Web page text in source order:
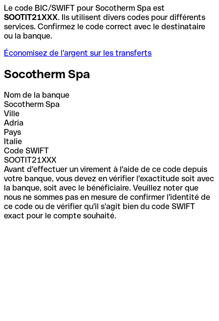
Le code BIC/SWIFT pour Socotherm Spa est
SOOTIT21XXX. Ils utilisent divers codes pour différents
services. Confirmez le code correct avec le destinataire
ou la banque.
Économisez de l'argent sur les transferts
Socotherm Spa
Nom de la banque
Socotherm Spa
Ville
Adria
Pays
Italie
Code SWIFT
SOOTIT21XXX
Avant d'effectuer un virement à l'aide de ce code depuis
votre banque, vous devez en vérifier l'exactitude soit avec
la banque, soit avec le bénéficiaire. Veuillez noter que
nous ne sommes pas en mesure de confirmer l'identité de
ce code ou de vérifier qu'il s'agit bien du code SWIFT
exact pour le compte souhaité.